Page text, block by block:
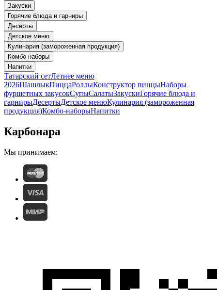
Закуски
Горячие блюда и гарниры
Десерты
Детское меню
Кулинария (замороженная продукция)
Комбо-наборы
Напитки
Татарский сетЛетнее меню
2026ШашлыкПиццаРоллыКонструктор пиццыНаборы
фуршетных закусокСупыСалатыЗакускиГорячие блюда и
гарнирыДесертыДетское менюКулинария (замороженная
продукция)Комбо-наборыНапитки
Карбонара
Мы принимаем: